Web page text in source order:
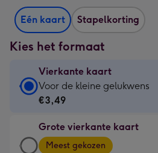
Eén kaart Stapelkorting
Kies het formaat
Vierkante kaart
Vierkante
kaart
€3,49
-
Voor de kleine gelukwens
€3,49
Grote vierkante kaart
Grote
Meest gekozen